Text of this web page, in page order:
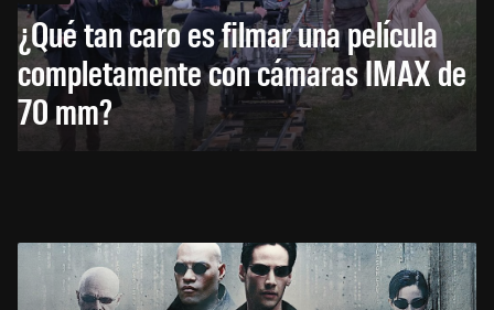
¿Qué tan caro es filmar una película
completamente con cámaras IMAX de
70 mm?